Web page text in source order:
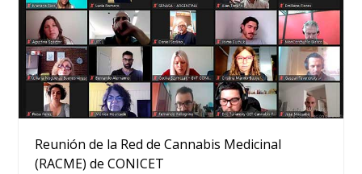
Reunión de la Red de Cannabis Medicinal
(RACME) de CONICET